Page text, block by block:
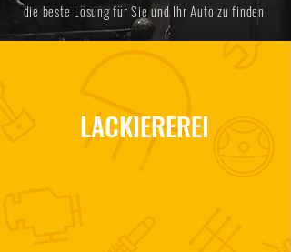
die beste Lösung für Sie und Ihr Auto zu finden.
LACKIEREREI
IHR PROFIPARTNER MIT